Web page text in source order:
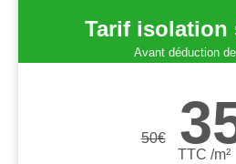
Tarif isolation
Avant déduction
50€
TTC /m²